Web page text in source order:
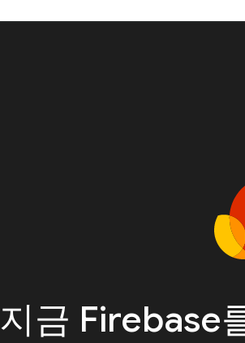
지금 Firebase